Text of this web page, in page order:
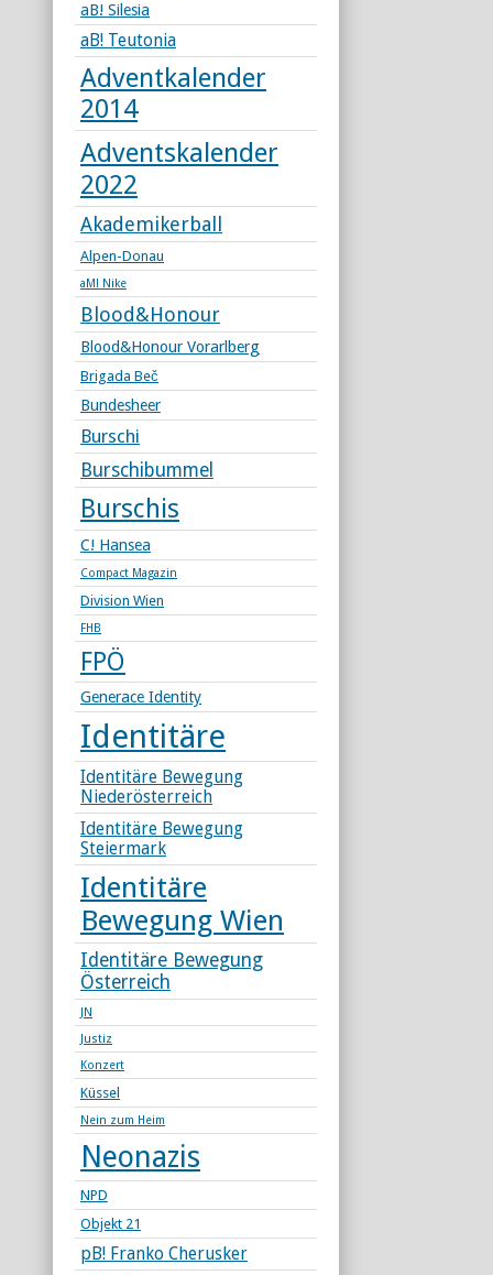
aB! Silesia
aB! Teutonia
Adventkalender
2014
Adventskalender
2022
Akademikerball
Alpen-Donau
aM! Nike
Blood&Honour
Blood&Honour Vorarlberg
Brigada Beč
Bundesheer
Burschi
Burschibummel
Burschis
C! Hansea
Compact Magazin
Division Wien
FHB
FPÖ
Generace Identity
Identitäre
Identitäre Bewegung
Niederösterreich
Identitäre Bewegung
Steiermark
Identitäre
Bewegung Wien
Identitäre Bewegung
Österreich
JN
Justiz
Konzert
Küssel
Nein zum Heim
Neonazis
NPD
Objekt 21
pB! Franko Cherusker